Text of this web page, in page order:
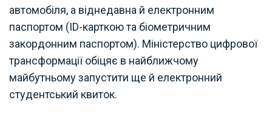
автомобіля, а віднедавна й електронним
паспортом (ID-карткою та біометричним
закордонним паспортом). Міністерство цифрової
трансформації обіцяє в найближчому
майбутньому запустити ще й електронний
студентський квиток.